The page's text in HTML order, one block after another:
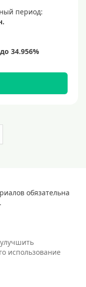
период:
обязательна
использование